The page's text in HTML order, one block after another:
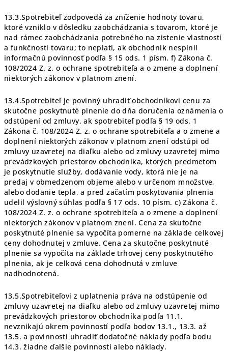
13.3.Spotrebiteľ zodpovedá za zníženie hodnoty tovaru,
ktoré vzniklo v dôsledku zaobchádzania s tovarom, ktoré je
nad rámec zaobchádzania potrebného na zistenie vlastností
a funkčnosti tovaru; to neplatí, ak obchodník nesplnil
informačnú povinnosť podľa § 15 ods. 1 písm. f) Zákona č.
108/2024 Z. z. o ochrane spotrebiteľa a o zmene a doplnení
niektorých zákonov v platnom znení.
13.4.Spotrebiteľ je povinný uhradiť obchodníkovi cenu za
skutočne poskytnuté plnenie do dňa doručenia oznámenia o
odstúpení od zmluvy, ak spotrebiteľ podľa § 19 ods. 1
Zákona č. 108/2024 Z. z. o ochrane spotrebiteľa a o zmene a
doplnení niektorých zákonov v platnom znení odstúpi od
zmluvy uzavretej na diaľku alebo od zmluvy uzavretej mimo
prevádzkových priestorov obchodníka, ktorých predmetom
je poskytnutie služby, dodávanie vody, ktorá nie je na
predaj v obmedzenom objeme alebo v určenom množstve,
alebo dodanie tepla, a pred začatím poskytovania plnenia
udelil výslovný súhlas podľa § 17 ods. 10 písm. c) Zákona č.
108/2024 Z. z. o ochrane spotrebiteľa a o zmene a doplnení
niektorých zákonov v platnom znení. Cena za skutočne
poskytnuté plnenie sa vypočíta pomerne na základe celkovej
ceny dohodnutej v zmluve. Cena za skutočne poskytnuté
plnenie sa vypočíta na základe trhovej ceny poskytnutého
plnenia, ak je celková cena dohodnutá v zmluve
nadhodnotená.
13.5.Spotrebiteľovi z uplatnenia práva na odstúpenie od
zmluvy uzavretej na diaľku alebo od zmluvy uzavretej mimo
prevádzkových priestorov obchodníka podľa 11.1.
nevznikajú okrem povinností podľa bodov 13.1., 13.3. až
13.5. a povinnosti uhradiť dodatočné náklady podľa bodu
14.3. žiadne ďalšie povinnosti alebo náklady.